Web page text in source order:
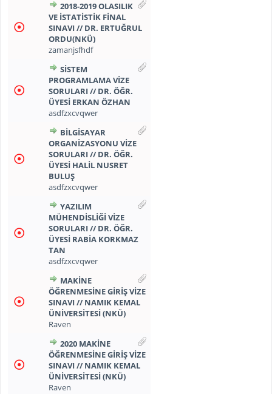
2018-2019 OLASILIK
VE İSTATISTIK FINAL
SINAVI // DR. ERTUĞRUL
ORDU(NKÜ)
zamanjsfhdf
SISTEM
PROGRAMLAMA VIZE
SORULARI // DR. ÖĞR.
ÜYESI ERKAN ÖZHAN
asdfzxcvqwer
BILGISAYAR
ORGANIZASYONU VIZE
SORULARI // DR. ÖĞR.
ÜYESI HALİL NUSRET
BULUŞ
asdfzxcvqwer
YAZILIM
MÜHENDISLIĞI VIZE
SORULARI // DR. ÖĞR.
ÜYESI RABİA KORKMAZ
TAN
asdfzxcvqwer
MAKİNE
ÖĞRENMESINE GİRİŞ VİZE
SINAVI // NAMIK KEMAL
ÜNİVERSİTESİ (NKÜ)
Raven
2020 MAKİNE
ÖĞRENMESINE GİRİŞ VİZE
SINAVI // NAMIK KEMAL
ÜNİVERSİTESİ (NKÜ)
Raven